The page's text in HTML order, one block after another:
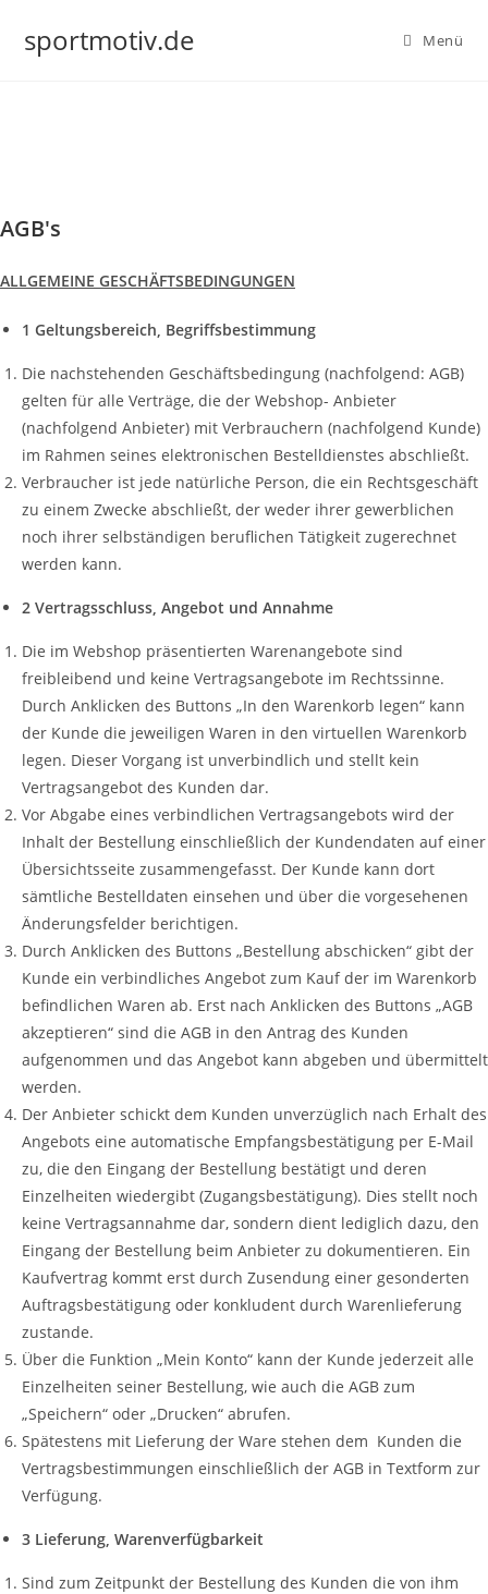
sportmotiv.de Menü
AGB's
ALLGEMEINE GESCHÄFTSBEDINGUNGEN
1 Geltungsbereich, Begriffsbestimmung
Die nachstehenden Geschäftsbedingung (nachfolgend: AGB)
gelten für alle Verträge, die der Webshop- Anbieter
(nachfolgend Anbieter) mit Verbrauchern (nachfolgend Kunde)
im Rahmen seines elektronischen Bestelldienstes abschließt.
Verbraucher ist jede natürliche Person, die ein Rechtsgeschäft
zu einem Zwecke abschließt, der weder ihrer gewerblichen
noch ihrer selbständigen beruflichen Tätigkeit zugerechnet
werden kann.
2 Vertragsschluss, Angebot und Annahme
Die im Webshop präsentierten Warenangebote sind
freibleibend und keine Vertragsangebote im Rechtssinne.
Durch Anklicken des Buttons „In den Warenkorb legen“ kann
der Kunde die jeweiligen Waren in den virtuellen Warenkorb
legen. Dieser Vorgang ist unverbindlich und stellt kein
Vertragsangebot des Kunden dar.
Vor Abgabe eines verbindlichen Vertragsangebots wird der
Inhalt der Bestellung einschließlich der Kundendaten auf einer
Übersichtsseite zusammengefasst. Der Kunde kann dort
sämtliche Bestelldaten einsehen und über die vorgesehenen
Änderungsfelder berichtigen.
Durch Anklicken des Buttons „Bestellung abschicken“ gibt der
Kunde ein verbindliches Angebot zum Kauf der im Warenkorb
befindlichen Waren ab. Erst nach Anklicken des Buttons „AGB
akzeptieren“ sind die AGB in den Antrag des Kunden
aufgenommen und das Angebot kann abgeben und übermittelt
werden.
Der Anbieter schickt dem Kunden unverzüglich nach Erhalt des
Angebots eine automatische Empfangsbestätigung per E-Mail
zu, die den Eingang der Bestellung bestätigt und deren
Einzelheiten wiedergibt (Zugangsbestätigung). Dies stellt noch
keine Vertragsannahme dar, sondern dient lediglich dazu, den
Eingang der Bestellung beim Anbieter zu dokumentieren. Ein
Kaufvertrag kommt erst durch Zusendung einer gesonderten
Auftragsbestätigung oder konkludent durch Warenlieferung
zustande.
Über die Funktion „Mein Konto“ kann der Kunde jederzeit alle
Einzelheiten seiner Bestellung, wie auch die AGB zum
„Speichern“ oder „Drucken“ abrufen.
Spätestens mit Lieferung der Ware stehen dem Kunden die
Vertragsbestimmungen einschließlich der AGB in Textform zur
Verfügung.
3 Lieferung, Warenverfügbarkeit
Sind zum Zeitpunkt der Bestellung des Kunden die von ihm